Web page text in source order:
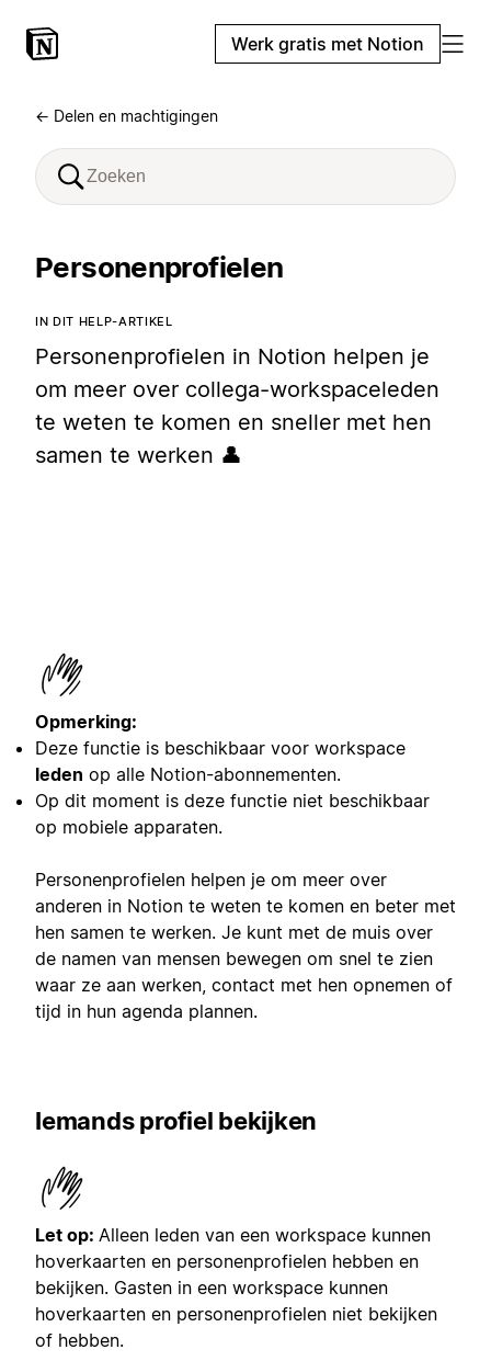
Werk gratis met Notion
← Delen en machtigingen
Personenprofielen
IN DIT HELP-ARTIKEL
Personenprofielen in Notion helpen je
om meer over collega-workspaceleden
te weten te komen en sneller met hen
samen te werken 👤
Opmerking:
Deze functie is beschikbaar voor workspace
leden op alle Notion-abonnementen.
Op dit moment is deze functie niet beschikbaar
op mobiele apparaten.
Personenprofielen helpen je om meer over
anderen in Notion te weten te komen en beter met
hen samen te werken. Je kunt met de muis over
de namen van mensen bewegen om snel te zien
waar ze aan werken, contact met hen opnemen of
tijd in hun agenda plannen.
Iemands profiel bekijken
Let op: Alleen leden van een workspace kunnen
hoverkaarten en personenprofielen hebben en
bekijken. Gasten in een workspace kunnen
hoverkaarten en personenprofielen niet bekijken
of hebben.